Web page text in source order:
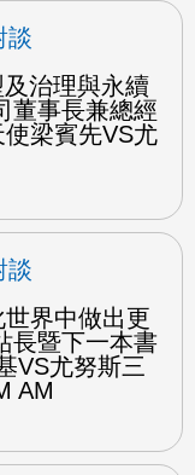
談
治理與永續
董事長兼總經
梁賓先VS尤
談
界中做出更
長暨下一本書
VS尤努斯三
AM